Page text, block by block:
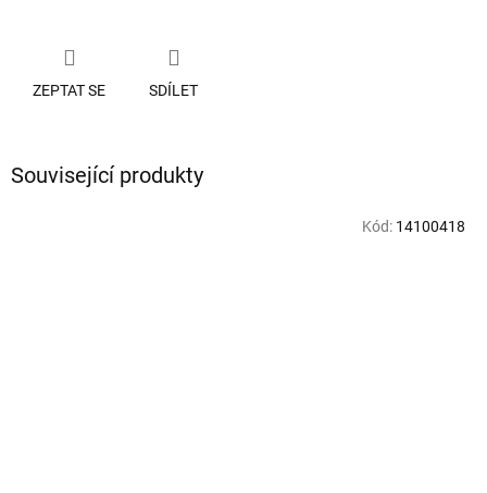
ZEPTAT SE SDÍLET
Související produkty
Kód: 14100418